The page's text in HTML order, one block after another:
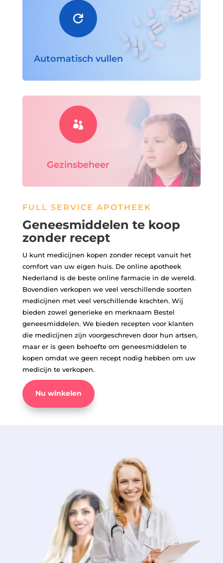

Automatisch vullen

Gezinsbeheer
FULL SERVICE APOTHEEK
Geneesmiddelen te koop
zonder recept
U kunt medicijnen kopen zonder recept vanuit het
comfort van uw eigen huis. De online apotheek
Nederland is de beste online farmacie in de wereld.
Bovendien verkopen we veel verschillende soorten
medicijnen met veel verschillende krachten. Wij
bieden zowel generieke en merknaam Bestel
geneesmiddelen. We bieden recepten voor klanten
die medicijnen zijn voorgeschreven door hun artsen,
maar er is geen behoefte om geneesmiddelen te
kopen omdat we geen recept nodig hebben om uw
medicijn te verkopen.
Nu winkelen